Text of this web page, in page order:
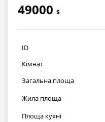
49000 $
1421000грн
ID
Кімнат
Загальна площа
Жила площа
Площа кухні